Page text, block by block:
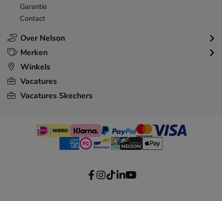
Over Nelson
Garantie
Contact
Merken
Winkels
Vacatures
Vacatures Skechers